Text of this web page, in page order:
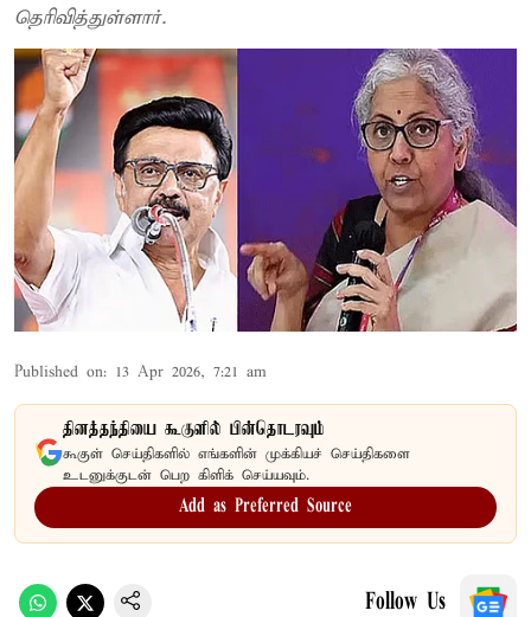
தெரிவித்துள்ளார்.
Published on: 13 Apr 2026, 7:21 am
தினத்தந்தியை கூகுளில் பின்தொடரவும்
கூகுள் செய்திகளில் எங்களின் முக்கியச் செய்திகளை
உடனுக்குடன் பெற கிளிக் செய்யவும்.
Add as Preferred Source
Follow Us